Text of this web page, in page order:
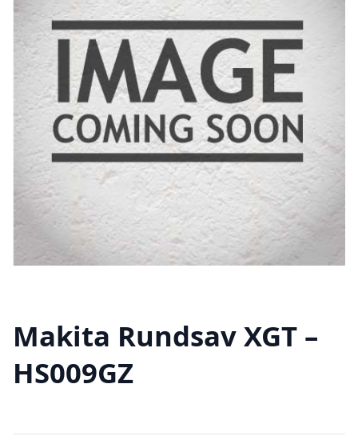
Makita Rundsav XGT –
HS009GZ